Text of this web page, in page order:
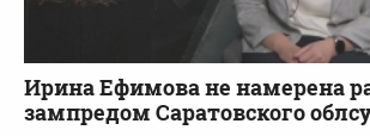
Ирина Ефимова не намерена
зампредом Саратовского